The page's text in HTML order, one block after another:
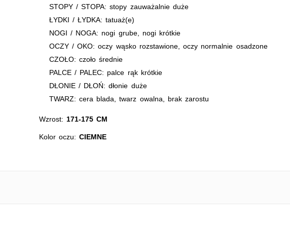
STOPY / STOPA: stopy zauważalnie duże
ŁYDKI / ŁYDKA: tatuaż(e)
NOGI / NOGA: nogi grube, nogi krótkie
OCZY / OKO: oczy wąsko rozstawione, oczy normalnie osadzone
CZOŁO: czoło średnie
PALCE / PALEC: palce rąk krótkie
DŁONIE / DŁOŃ: dłonie duże
TWARZ: cera blada, twarz owalna, brak zarostu
Wzrost: 171-175 CM
Kolor oczu:CIEMNE